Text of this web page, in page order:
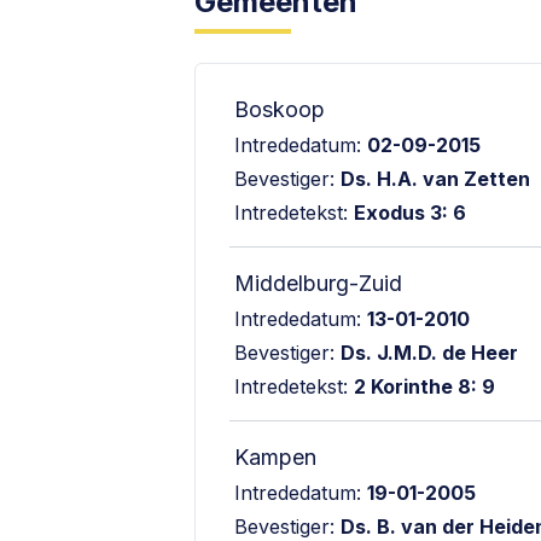
Boskoop
Intrededatum: 02-09-2015
Bevestiger: Ds. H.A. van Zetten
Intredetekst: Exodus 3: 6
Middelburg-Zuid
Intrededatum:13-01-2010
Bevestiger: Ds. J.M.D. de Heer
Intredetekst: 2 Korinthe 8: 9
Kampen
Intrededatum:19-01-2005
Bevestiger: Ds. B. van der